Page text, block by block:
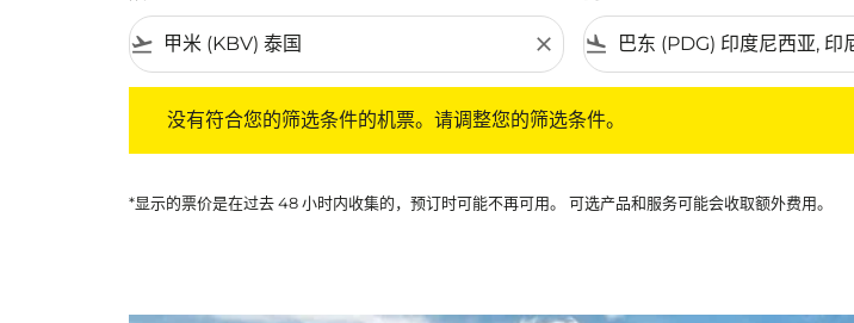
flight_takeoff close flight_land
没有符合您的筛选条件的机票。请调整您的筛选条件。
*显示的票价是在过去 48 小时内收集的，预订时可能不再可用。 可选产品和服务可能会收取额外费用。